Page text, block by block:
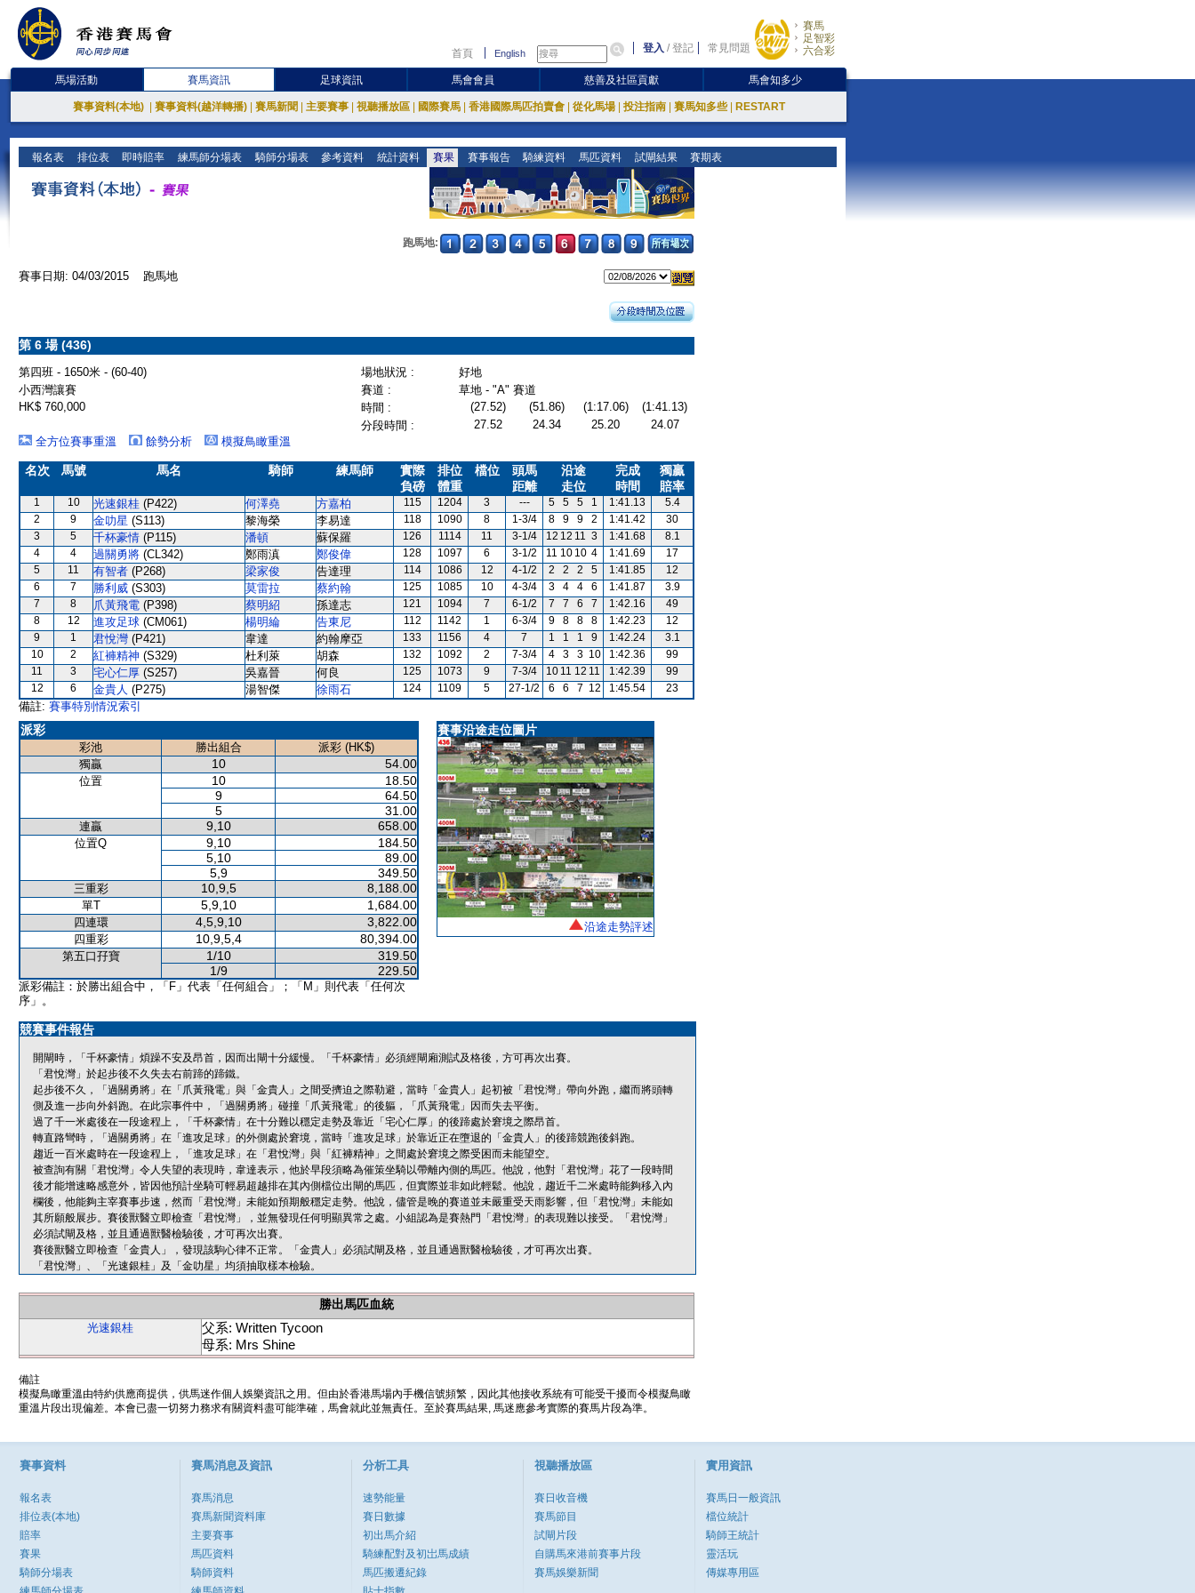
首頁 English 登入 /登記 常見問題
賽馬
足智彩
六合彩
馬場活動 賽馬資訊 足球資訊 馬會會員 慈善及社區貢獻 馬會知多少
賽事資料(本地) 賽事資料(越洋轉播) 賽馬新聞 主要賽事 視聽播放區 國際賽馬 香港國際馬匹拍賣會 從化馬場 投注指南 賽馬知多些 RESTART
報名表 排位表 即時賠率 練馬師分場表 騎師分場表 參考資料 統計資料 賽果 賽事報告 騎練資料 馬匹資料 試閘結果 賽期表
跑馬地:
賽事日期: 04/03/2015 跑馬地
第 6 場 (436)
第四班 - 1650米 - (60-40) 場地狀況 :
好地
小西灣讓賽
賽道 :
草地 - "A" 賽道
HK$ 760,000
時間 : (27.52) (51.86) (1:17.06)
(1:41.13)
分段時間 :
27.52 24.34 25.20
24.07
全方位賽事重溫
餘勢分析 模擬鳥瞰重溫
名次 馬號 馬名 騎師 練馬師
實際
負磅
排位
體重
檔位
頭馬
距離
沿途
走位
完成
時間
獨贏
賠率
1 10 光速銀桂 (P422) 何澤堯 方嘉柏 115 1204 3 --- 5 5 5 1 1:41.13
5.4
2
9 金叻星 (S113) 黎海榮 李易達 118 1090 8 1-3/4 8 9 9 2 1:41.42
30
3
5 千杯豪情 (P115) 潘頓 蘇保羅 126 1114 11 3-1/4 12 12 11 3 1:41.68
8.1
4
4 過關勇將 (CL342) 鄭雨滇 鄭俊偉 128 1097 6 3-1/2 11 10 10 4 1:41.69
17
5
11 有智者 (P268) 梁家俊 告達理 114 1086 12 4-1/2 2 2 2 5 1:41.85
12
6
7 勝利威 (S303) 莫雷拉 蔡約翰 125 1085 10 4-3/4 3 4 4 6 1:41.87
3.9
7
8 爪黃飛電 (P398) 蔡明紹 孫達志 121 1094 7 6-1/2 7 7 6 7 1:42.16
49
8
12 進攻足球 (CM061) 楊明綸 告東尼 112 1142 1 6-3/4 9 8 8 8 1:42.23
12
9
1 君悅灣 (P421) 韋達 約翰摩亞 133 1156 4 7 1 1 1 9 1:42.24
3.1
10
2 紅褲精神 (S329) 杜利萊 胡森 132 1092 2 7-3/4 4 3 3 10 1:42.36
99
11
3 宅心仁厚 (S257) 吳嘉晉 何良 125 1073 9 7-3/4 10 11 12 11 1:42.39
99
12
6 金貴人 (P275) 湯智傑 徐雨石 124 1109 5 27-1/2 6 6 7 12 1:45.54 23
備註: 賽事特別情況索引
派彩
彩池 勝出組合
派彩 (HK$)
獨贏
10 54.00
位置 10
18.50
9
64.50
5
31.00
連贏 9,10 658.00
位置Q 9,10
184.50
5,10
89.00
5,9
349.50
三重彩 10,9,5 8,188.00
單T 5,9,10 1,684.00
四連環 4,5,9,10 3,822.00
四重彩 10,9,5,4 80,394.00
第五口孖寶 1/10
319.50
1/9
229.50
派彩備註：於勝出組合中，「F」代表「任何組合」；「M」則代表「任何次
序」。
賽事沿途走位圖片
沿途走勢評述
競賽事件報告
開閘時，「千杯豪情」煩躁不安及昂首，因而出閘十分緩慢。「千杯豪情」必須經閘廂測試及格後，方可再次出賽。
「君悅灣」於起步後不久失去右前蹄的蹄鐵。
起步後不久，「過關勇將」在「爪黃飛電」與「金貴人」之間受擠迫之際勒避，當時「金貴人」起初被「君悅灣」帶向外跑，繼而將頭轉
側及進一步向外斜跑。在此宗事件中，「過關勇將」碰撞「爪黃飛電」的後軀，「爪黃飛電」因而失去平衡。
過了千一米處後在一段途程上，「千杯豪情」在十分難以穩定走勢及靠近「宅心仁厚」的後蹄處於窘境之際昂首。
轉直路彎時，「過關勇將」在「進攻足球」的外側處於窘境，當時「進攻足球」於靠近正在墮退的「金貴人」的後蹄競跑後斜跑。
趨近一百米處時在一段途程上，「進攻足球」在「君悅灣」與「紅褲精神」之間處於窘境之際受困而未能望空。
被查詢有關「君悅灣」令人失望的表現時，韋達表示，他於早段須略為催策坐騎以帶離內側的馬匹。他說，他對「君悅灣」花了一段時間
後才能增速略感意外，皆因他預計坐騎可輕易超越排在其內側檔位出閘的馬匹，但實際並非如此輕鬆。他說，趨近千二米處時能夠移入內
欄後，他能夠主宰賽事步速，然而「君悅灣」未能如預期般穩定走勢。他說，儘管是晚的賽道並未嚴重受天雨影響，但「君悅灣」未能如
其所願般展步。賽後獸醫立即檢查「君悅灣」，並無發現任何明顯異常之處。小組認為是賽熱門「君悅灣」的表現難以接受。「君悅灣」
必須試閘及格，並且通過獸醫檢驗後，才可再次出賽。
賽後獸醫立即檢查「金貴人」，發現該駒心律不正常。「金貴人」必須試閘及格，並且通過獸醫檢驗後，才可再次出賽。
「君悅灣」、「光速銀桂」及「金叻星」均須抽取樣本檢驗。
勝出馬匹血統
光速銀桂
父系: Written Tycoon
母系: Mrs Shine
備註
模擬鳥瞰重溫由特約供應商提供，供馬迷作個人娛樂資訊之用。但由於香港馬場內手機信號頻繁，因此其他接收系統有可能受干擾而令模擬鳥瞰
重溫片段出現偏差。本會已盡一切努力務求有關資料盡可能準確，馬會就此並無責任。至於賽馬結果, 馬迷應參考實際的賽馬片段為準。
賽事資料
報名表
排位表(本地)
賠率
賽果
騎師分場表
賽馬消息及資訊
賽馬消息
賽馬新聞資料庫
主要賽事
馬匹資料
騎師資料
分析工具
速勢能量
賽日數據
初出馬介紹
騎練配對及初岀馬成績
馬匹搬遷紀錄
視聽播放區
賽日收音機
賽馬節目
試閘片段
自購馬來港前賽事片段
賽馬娛樂新聞
實用資訊
賽馬日一般資訊
檔位統計
騎師王統計
靈活玩
傳媒專用區